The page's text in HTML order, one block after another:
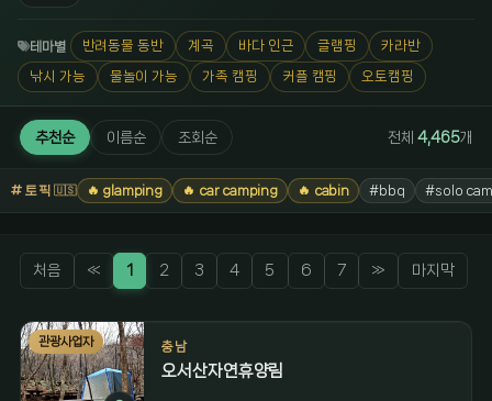
테마별 반려동물 동반 계곡 바다 인근 글램핑 카라반
낚시 가능 물놀이 가능 가족 캠핑 커플 캠핑 오토캠핑
추천순 이름순 조회순 전체 4,465개
토픽🇺🇸 🔥 glamping 🔥 car camping 🔥 cabin #bbq #solo
처음 « 1 2 3 4 5 6 7 » 마지막
관광사업자 충남
오서산자연휴양림